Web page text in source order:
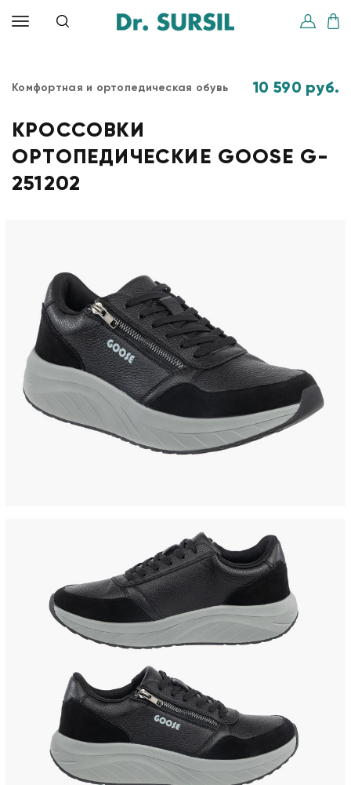
Комфортная и ортопедическая обувь 10 590 руб.
КРОССОВКИ
ОРТОПЕДИЧЕСКИЕ GOOSE G-
251202